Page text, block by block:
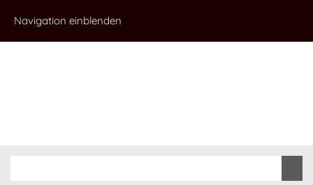
Navigation einblenden